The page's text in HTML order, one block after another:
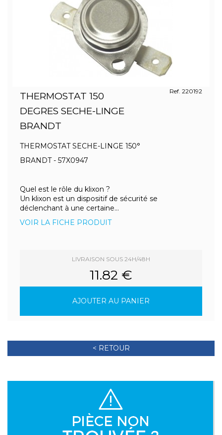
THERMOSTAT 150
DEGRES SECHE-LINGE
BRANDT
Ref. 220192
THERMOSTAT SECHE-LINGE 150°
BRANDT - 57X0947
Quel est le rôle du klixon ?
Un klixon est un dispositif de sécurité se
déclenchant à une certaine...
VOIR LA FICHE PRODUIT
LIVRAISON SOUS 24H/48H
11.82 €
AJOUTER AU PANIER
< RETOUR